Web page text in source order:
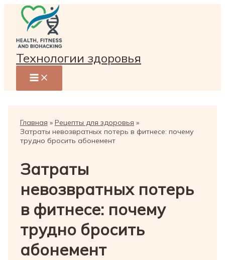
Перейти
содержимому
Технологии здоровья
Главная
Рецепты для здоровья
Затраты невозвратных потерь в фитнесе: почему
трудно бросить абонемент
Затраты
невозвратных потерь
в фитнесе: почему
трудно бросить
абонемент